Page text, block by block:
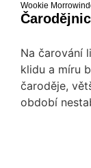
Wookie
Na čarování
klidu a míru
čaroděje,
období